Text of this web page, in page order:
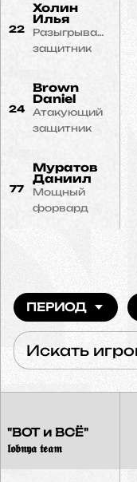
22
Холин
Илья
Разыгрывающий
защитник
24
Brown
Daniel
Атакующий
защитник
77
Муратов
Даниил
Мощный
форвард
ПЕРИОД
"ВОТ и ВСЁ"
𝖑𝖔𝖇𝖓𝖞𝖆 𝖙𝖊𝖆𝖒